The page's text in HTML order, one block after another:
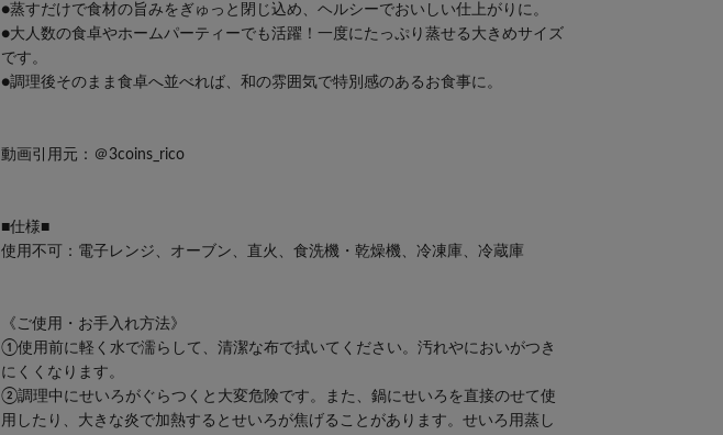
●蒸すだけで食材の旨みをぎゅっと閉じ込め、ヘルシーでおいしい仕上がりに。
●大人数の食卓やホームパーティーでも活躍！一度にたっぷり蒸せる大きめサイズ
です。
●調理後そのまま食卓へ並べれば、和の雰囲気で特別感のあるお食事に。
動画引用元： ＠3coins_rico
■仕様■
使用不可：電子レンジ、オーブン、直火、食洗機・乾燥機、冷凍庫、冷蔵庫
《ご使用・お手入れ方法》
①使用前に軽く水で濡らして、清潔な布で拭いてください。汚れやにおいがつき
にくくなります。
②調理中にせいろがぐらつくと大変危険です。また、鍋にせいろを直接のせて使
用したり、大きな炎で加熱するとせいろが焦げることがあります。 せいろ用蒸し